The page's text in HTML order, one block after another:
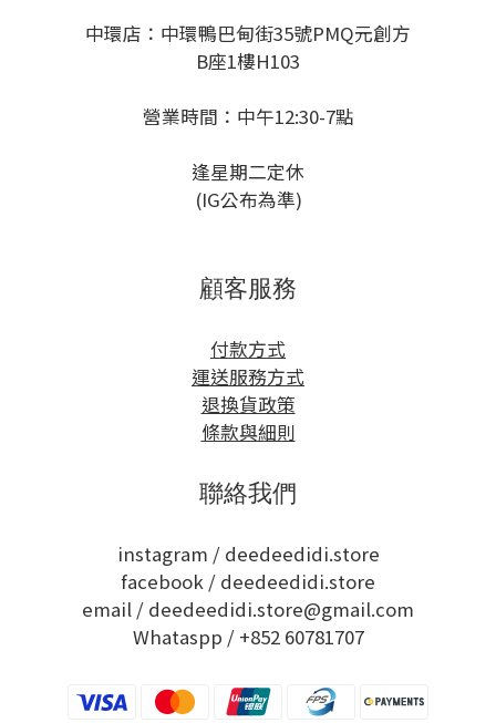
中環店：中環鴨巴甸街35號PMQ元創方
B座1樓H103
營業時間：中午12:30-7點
逢星期二定休
(IG公布為準)
顧客服務
付款方式
運送服務方式
退換貨政策
條款與細則
聯絡我們
instagram / deedeedidi.store
facebook / deedeedidi.store
email / deedeedidi.store@gmail.com
Whataspp / +852 60781707